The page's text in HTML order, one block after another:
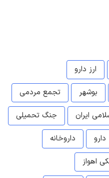
ارز دارو
بوشهر
تجمع مردمی
ایران
جنگ تحمیلی
دارو
داروخانه
اهواز